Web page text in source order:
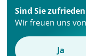
Sind Sie
Wir freuen uns
Ja